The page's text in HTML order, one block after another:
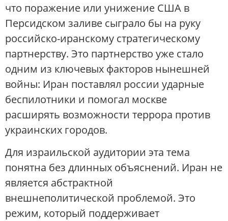
что поражение или унижение США в
Персидском заливе сыграло бы на руку
российско-иранскому стратегическому
партнерству. Это партнерство уже стало
одним из ключевых факторов нынешней
войны: Иран поставлял россии ударные
беспилотники и помогал москве
расширять возможности террора против
украинских городов.
Для израильской аудитории эта тема
понятна без длинных объяснений. Иран не
является абстрактной
внешнеполитической проблемой. Это
режим, который поддерживает